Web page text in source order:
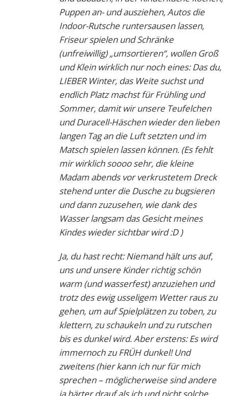
Puppen an- und ausziehen, Autos die
Indoor-Rutsche runtersausen lassen,
Friseur spielen und Schränke
(unfreiwillig) „umsortieren“, wollen Groß
und Klein wirklich nur noch eines: Das du,
LIEBER Winter, das Weite suchst und
endlich Platz machst für Frühling und
Sommer, damit wir unsere Teufelchen
und Duracell-Häschen wieder den lieben
langen Tag an die Luft setzten und im
Matsch spielen lassen können. (Es fehlt
mir wirklich soooo sehr, die kleine
Madam abends vor verkrustetem Dreck
stehend unter die Dusche zu bugsieren
und dann zuzusehen, wie dank des
Wasser langsam das Gesicht meines
Kindes wieder sichtbar wird :D )
Ja, du hast recht: Niemand hält uns auf,
uns und unsere Kinder richtig schön
warm (und wasserfest) anzuziehen und
trotz des ewig usseligem Wetter raus zu
gehen, um auf Spielplätzen zu toben, zu
klettern, zu schaukeln und zu rutschen
bis es dunkel wird. Aber erstens: Es wird
immernoch zu FRÜH dunkel! Und
zweitens (hier kann ich nur für mich
sprechen – möglicherweise sind andere